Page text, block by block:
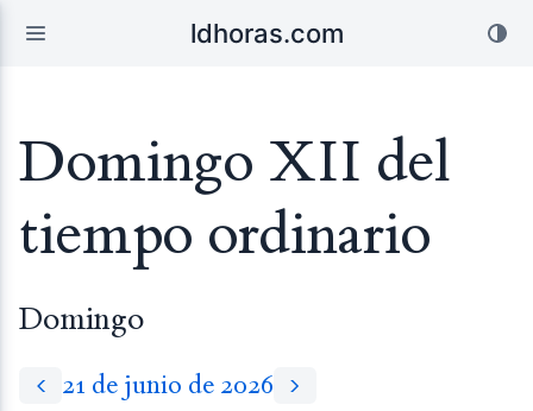
ldhoras.com
Domingo XII del
tiempo ordinario
Domingo
21 de junio de 2026